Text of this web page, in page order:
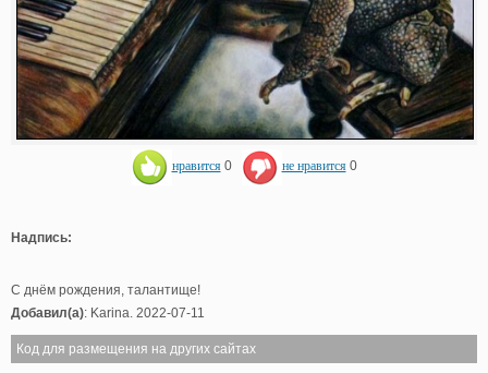
нравится 0 не нравится 0
Надпись:
С днём рождения, талантище!
Добавил(а): Karina. 2022-07-11
Код для размещения на других сайтах